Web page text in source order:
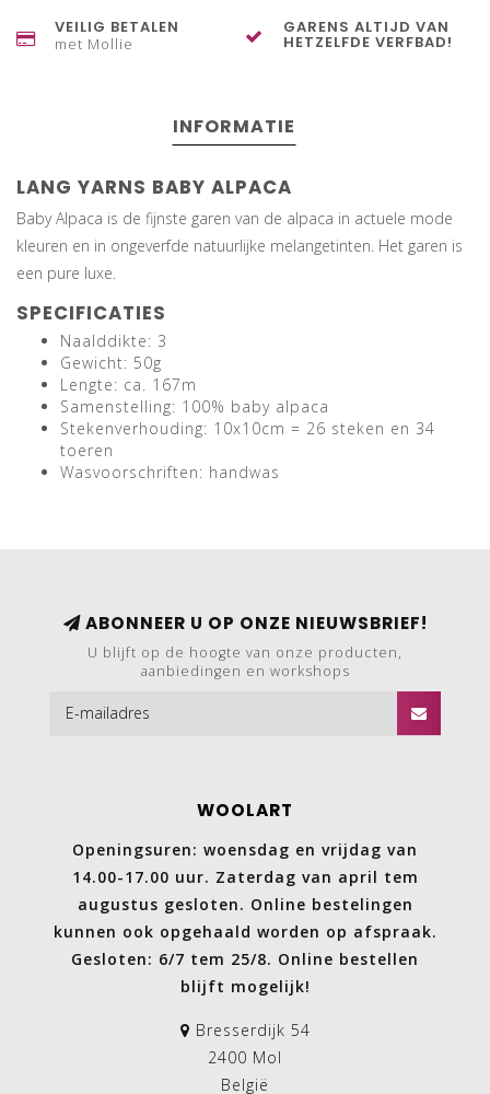
VEILIG BETALEN
met Mollie
GARENS ALTIJD VAN
HETZELFDE VERFBAD!
INFORMATIE
LANG YARNS BABY ALPACA
Baby Alpaca is de fijnste garen van de alpaca in actuele mode
kleuren en in ongeverfde natuurlijke melangetinten. Het garen is
een pure luxe.
SPECIFICATIES
Naalddikte: 3
Gewicht: 50g
Lengte: ca. 167m
Samenstelling: 100% baby alpaca
Stekenverhouding: 10x10cm = 26 steken en 34
toeren
Wasvoorschriften: handwas
ABONNEER U OP ONZE NIEUWSBRIEF!
U blijft op de hoogte van onze producten,
aanbiedingen en workshops
WOOLART
Openingsuren: woensdag en vrijdag van
14.00-17.00 uur. Zaterdag van april tem
augustus gesloten. Online bestelingen
kunnen ook opgehaald worden op afspraak.
Gesloten: 6/7 tem 25/8. Online bestellen
blijft mogelijk!
Bresserdijk 54
2400 Mol
België